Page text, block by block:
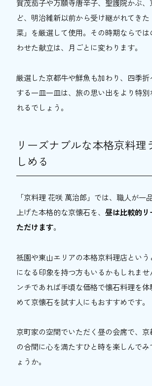
賀茂茄子や万願寺唐辛子、聖護院かぶ、
ど、明治維新以前から受け継がれてき
菜」を厳選して使用。その時期ならで
わせた献立は、月ごとに変わります。
厳選した京都牛や鮮魚も加わり、四季
する一皿一皿は、旅の思い出をより特別
れるでしょう。
リーズナブルな本格京料理
しめる
「京料理 花咲 萬治郎」では、職人が一
上げた本格的な京懐石を、 昼は比較的
ただけます。
祇園や東山エリアの本格京料理店とい
になる印象を持つ方もいるかもしれま
ンチであれば手頃な価格で懐石料理を
めて京懐石を試す人にもおすすめです。
京町家の空間でいただく昼の会席で、京
の合間に心を満たすひと時を楽しんで
ょうか。